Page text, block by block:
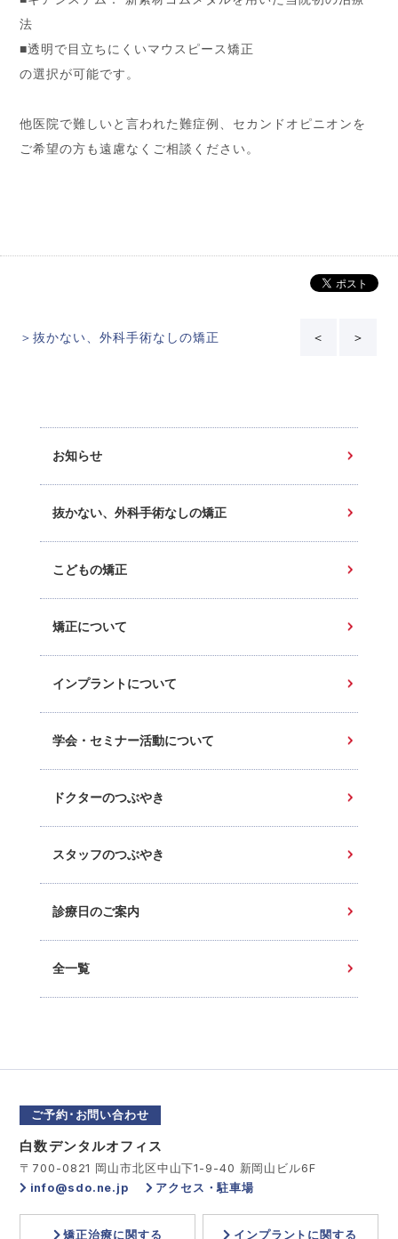
法
■透明で目立ちにくいマウスピース矯正
の選択が可能です。
他医院で難しいと言われた難症例、セカンドオピニオンを
ご希望の方も遠慮なくご相談ください。
＞抜かない、外科手術なしの矯正 ＜ ＞
お知らせ
抜かない、外科手術なしの矯正
こどもの矯正
矯正について
インプラントについて
学会・セミナー活動について
ドクターのつぶやき
スタッフのつぶやき
診療日のご案内
全一覧
ご予約･お問い合わせ
白数デンタルオフィス
〒700-0821 岡山市北区中山下1-9-40 新岡山ビル6F
info@sdo.ne.jp
アクセス・駐車場
矯正治療に関する インプラントに関する